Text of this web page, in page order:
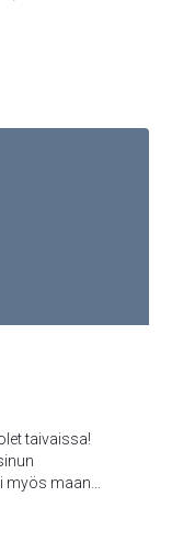
taivaissa!
myös maan